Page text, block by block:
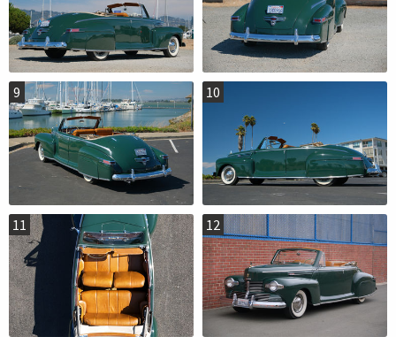
9 10
11 12